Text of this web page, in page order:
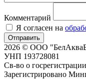
Комментарий
Я согласен на
Отправить
2026 © ООО
УНП 193728081
Св-во о
Зарегистрировано